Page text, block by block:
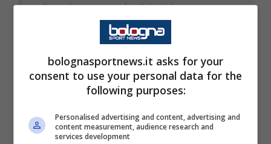
Per i ragazzi di Italiano
attivazione atletica,
partitella a campo ridotto.
Rientrati in città Giovanni
Fabbian, RiccardoOrsolini,
LewisFerguson, Remo
bolognasportnews.it asks for your
consent to use your personal data for the
following purposes:
Personalised advertising and content, advertising and
content measurement, audience research and
services development